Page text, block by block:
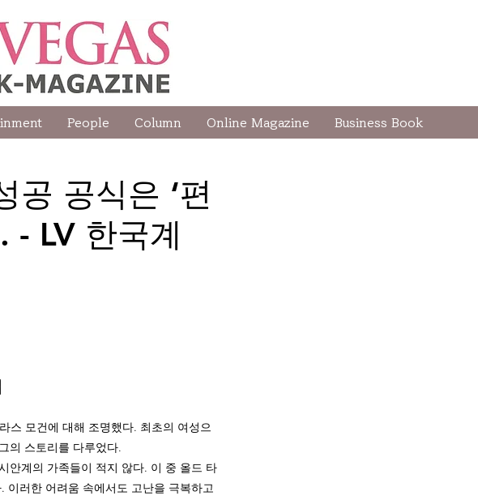
People Column Online Magazine Business Book
공 공식은 ‘편
- LV 한국계
스 모건에 대해 조명했다. 최초의 여성으
의 스토리를 다루었다.
안계의 가족들이 적지 않다. 이 중 올드 타
이러한 어려움 속에서도 고난을 극복하고